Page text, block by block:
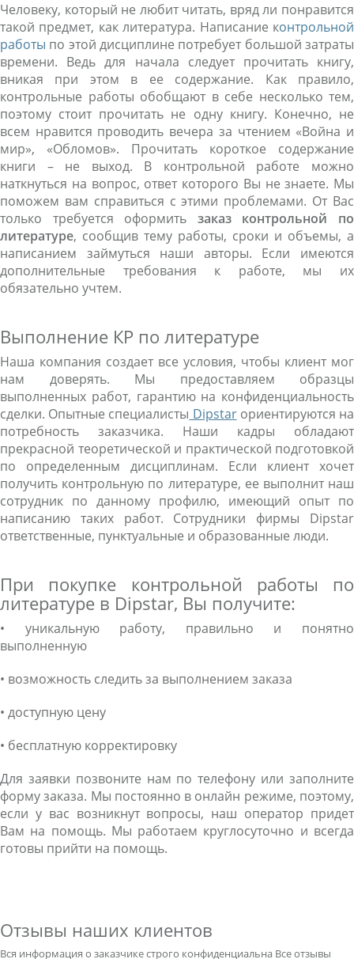
Человеку, который не любит читать, вряд ли понравится
такой предмет, как литература. Написание контрольной
работы по этой дисциплине потребует большой затраты
времени. Ведь для начала следует прочитать книгу,
вникая при этом в ее содержание. Как правило,
контрольные работы обобщают в себе несколько тем,
поэтому стоит прочитать не одну книгу. Конечно, не
всем нравится проводить вечера за чтением «Война и
мир», «Обломов». Прочитать короткое содержание
книги – не выход. В контрольной работе можно
наткнуться на вопрос, ответ которого Вы не знаете. Мы
поможем вам справиться с этими проблемами. От Вас
только требуется оформить заказ контрольной по
литературе, сообщив тему работы, сроки и объемы, а
написанием займуться наши авторы. Если имеются
дополнительные требования к работе, мы их
обязательно учтем.
Выполнение КР по литературе
Наша компания создает все условия, чтобы клиент мог
нам доверять. Мы предоставляем образцы
выполненных работ, гарантию на конфиденциальность
сделки. Опытные специалисты Dipstarориентируются на
потребность заказчика. Наши кадры обладают
прекрасной теоретической и практической подготовкой
по определенным дисциплинам. Если клиент хочет
получить контрольную по литературе, ее выполнит наш
сотрудник по данному профилю, имеющий опыт по
написанию таких работ. Сотрудники фирмы Dipstar
ответственные, пунктуальные и образованные люди.
При покупке контрольной работы по
литературе в Dipstar, Вы получите:
• уникальную работу, правильно и понятно
выполненную
• возможность следить за выполнением заказа
• доступную цену
• бесплатную корректировку
Для заявки позвоните нам по телефону или заполните
форму заказа. Мы постоянно в онлайн режиме, поэтому,
если у вас возникнут вопросы, наш оператор придет
Вам на помощь. Мы работаем круглосуточно и всегда
готовы прийти на помощь.
Отзывы наших клиентов
Вся информация о заказчике строго конфиденциальна Все отзывы